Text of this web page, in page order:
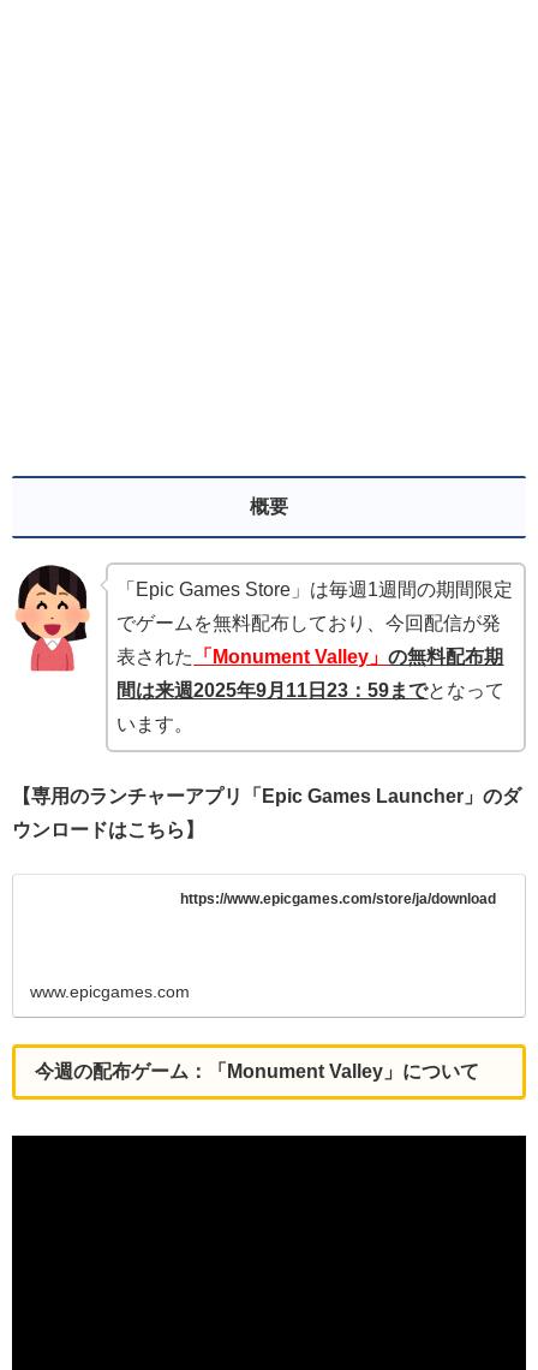
概要
「Epic Games Store」は毎週1週間の期間限定
でゲームを無料配布しており、今回配信が発
表された
「Monument Valley 」の無料配布期
間は来週2025年9月11 日23：59までとなって
います。
【専用のランチャーアプリ「Epic Games Launcher」のダ
ウンロードはこちら】
https://www.epicgames.com/store/ja/download
www.epicgames.com
今週の配布ゲーム：「Monument Valley」について